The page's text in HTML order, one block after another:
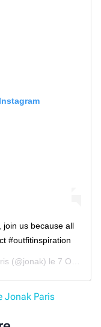
join us because all
#outfitinspiration
(@jonak) le 7 Oct. 2020 à 9 :02 PDT
Jonak Paris